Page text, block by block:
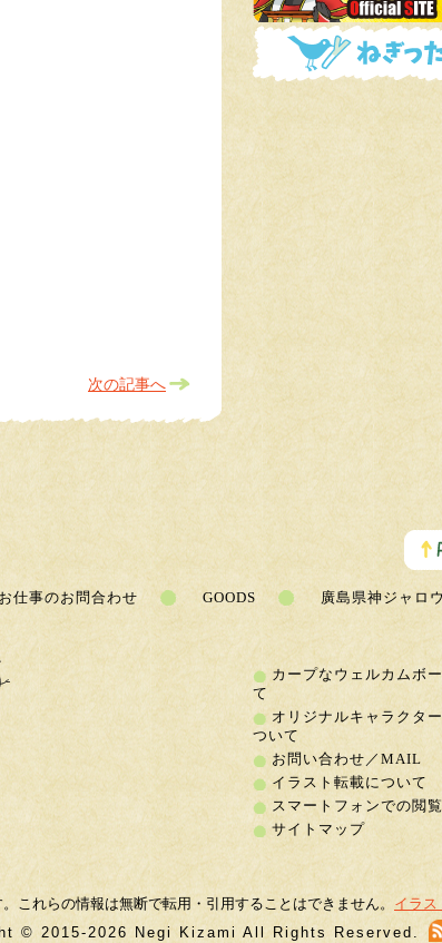
次の記事へ
こ
ペ
ー
ジ
の
ト
ッ
プ
へ
仕事のお問合わせ GOODS 廣島県神ジャロ
カープなウェルカムボ
て
オリジナルキャラクタ
ついて
お問い合わせ／MAIL
イラスト転載について
スマートフォンでの閲
サイトマップ
これらの情報は無断で転用・引用することはできません。 イラス
© 2015-2026 Negi Kizami All Rights Reserved.